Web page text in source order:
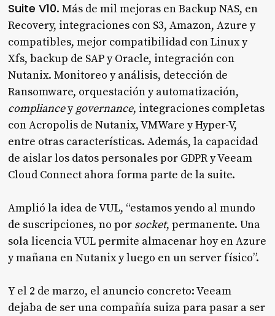
Suite V10. Más de mil mejoras en Backup NAS, en
Recovery, integraciones con S3, Amazon, Azure y
compatibles, mejor compatibilidad con Linux y
Xfs, backup de SAP y Oracle, integración con
Nutanix. Monitoreo y análisis, detección de
Ransomware, orquestación y automatización,
complianceygovernance, integraciones completas
con Acropolis de Nutanix, VMWare y Hyper-V,
entre otras características. Además, la capacidad
de aislar los datos personales por GDPR y Veeam
Cloud Connect ahora forma parte de la suite.
Amplió la idea de VUL, “estamos yendo al mundo
de suscripciones, no por socket, permanente. Una
sola licencia VUL permite almacenar hoy en Azure
y mañana en Nutanix y luego en un server físico”.
Y el 2 de marzo, el anuncio concreto: Veeam
dejaba de ser una compañía suiza para pasar a ser